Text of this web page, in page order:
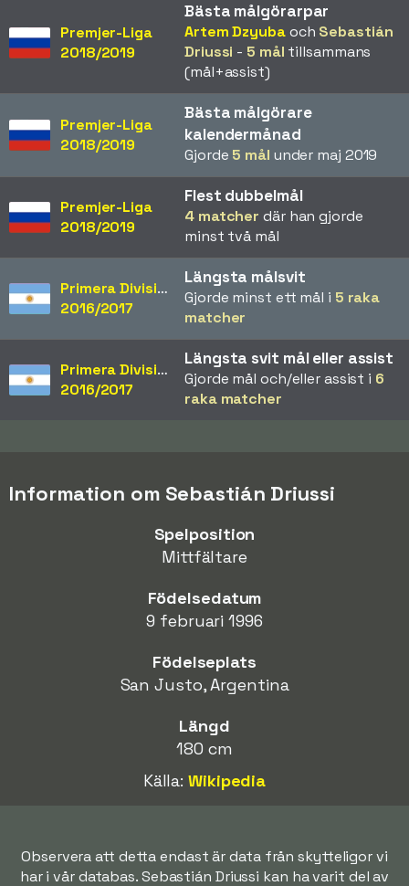
Premjer-Liga
2018/2019
Bästa målgörarpar
Artem Dzyubaoch Sebastián
Driussi - 5 mål tillsammans
(mål+assist)
Premjer-Liga
2018/2019
Bästa målgörare
kalendermånad
Gjorde 5 mål under maj 2019
Premjer-Liga
2018/2019
Flest dubbelmål
4 matcher där han gjorde
minst två mål
Primera División
2016/2017
Längsta målsvit
Gjorde minst ett mål i 5 raka
matcher
Primera División
2016/2017
Längsta svit mål eller assist
Gjorde mål och/eller assist i 6
raka matcher
Information om Sebastián Driussi
Spelposition
Mittfältare
Födelsedatum
9 februari 1996
Födelseplats
San Justo, Argentina
Längd
180 cm
Källa:Wikipedia
Observera att detta endast är data från skytteligor vi
har i vår databas. Sebastián Driussi kan ha varit del av